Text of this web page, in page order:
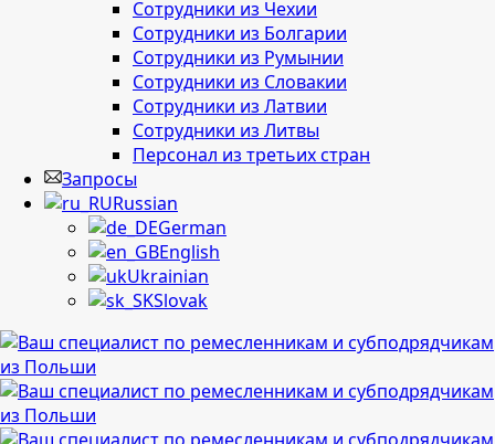
Сотрудники из Чехии
Сотрудники из Болгарии
Сотрудники из Румынии
Сотрудники из Словакии
Сотрудники из Латвии
Сотрудники из Литвы
Персонал из третьих стран
Запросы
Russian
German
English
Ukrainian
Slovak